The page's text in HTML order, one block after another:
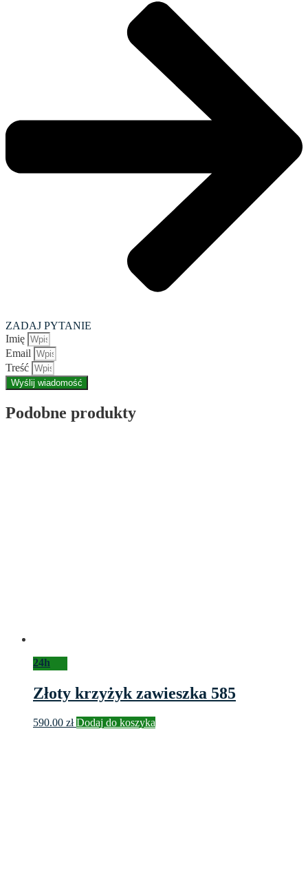
ZADAJ PYTANIE
Imię
Email
Treść
Wyślij wiadomość
Podobne produkty
24h
Złoty krzyżyk zawieszka 585
590.00 zł Dodaj do koszyka